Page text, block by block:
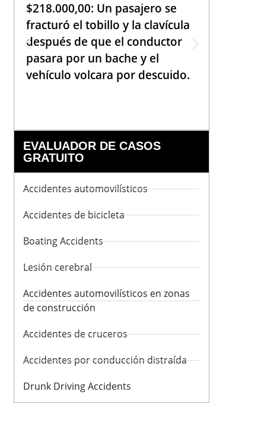
$218.000,00: Un pasajero se
fracturó el tobillo y la clavícula
después de que el conductor
pasara por un bache y el
vehículo volcara por descuido.
EVALUADOR DE CASOS
GRATUITO
Accidentes automovilísticos
Accidentes de bicicleta
Boating Accidents
Lesión cerebral
Accidentes automovilísticos en zonas
de construcción
Accidentes de cruceros
Accidentes por conducción distraída
Drunk Driving Accidents